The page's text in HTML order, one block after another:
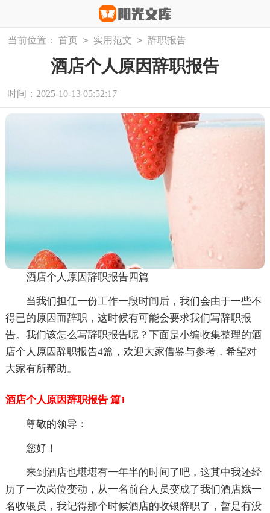
当前位置： 首页 > 实用范文 > 辞职报告
酒店个人原因辞职报告
时间：2025-10-13 05:52:17
酒店个人原因辞职报告四篇
当我们担任一份工作一段时间后，我们会由于一些不
得已的原因而辞职，这时候有可能会要求我们写辞职报
告。我们该怎么写辞职报告呢？下面是小编收集整理的酒
店个人原因辞职报告4篇，欢迎大家借鉴与参考，希望对
大家有所帮助。
酒店个人原因辞职报告 篇1
尊敬的领导：
您好！
来到酒店也堪堪有一年半的时间了吧，这其中我还经
历了一次岗位变动，从一名前台人员变成了我们酒店娥一
名收银员，我记得那个时候酒店的收银辞职了，暂是有没